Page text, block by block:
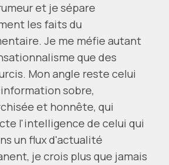
et je sépare
les faits du
Je me méfie autant
que des
Mon angle reste celui
sobre,
et honnête, qui
l'intelligence de celui qui
un flux d'actualité
je crois plus que jamais